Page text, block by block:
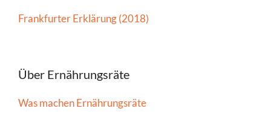
Frankfurter Erklärung (2018)
Über Ernährungsräte
Was machen Ernährungsräte